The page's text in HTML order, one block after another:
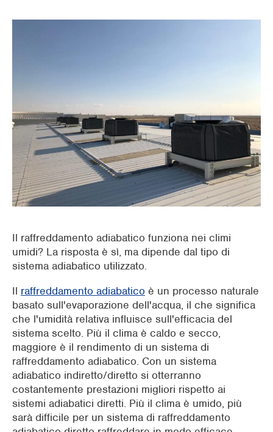
Raffrescamento di ambienti esterni
Preraffrescamento UTA
Edifici commerciali
Il raffreddamento adiabatico funziona nei climi
umidi? La risposta è sì, ma dipende dal tipo di
sistema adiabatico utilizzato.
Il raffreddamento adiabatico è un processo naturale
basato sull'evaporazione dell'acqua, il che significa
che l'umidità relativa influisce sull'efficacia del
sistema scelto. Più il clima è caldo e secco,
maggiore è il rendimento di un sistema di
raffreddamento adiabatico. Con un sistema
adiabatico indiretto/diretto si otterranno
costantemente prestazioni migliori rispetto ai
sistemi adiabatici diretti. Più il clima è umido, più
sarà difficile per un sistema di raffreddamento